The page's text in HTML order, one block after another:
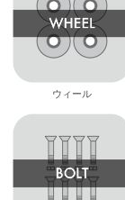
ウィール